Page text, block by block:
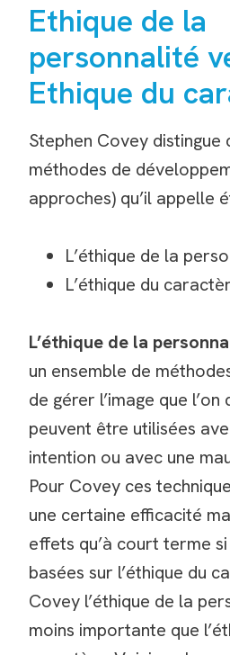
Ethique de la
personnalité
Ethique du
Stephen Covey distingue
méthodes de
approches) qu’il appelle
L’éthique de la
L’éthique du
L’éthique de la
un ensemble de
de gérer l’image que
peuvent être utilisées
intention ou avec une
Pour Covey ces
une certaine efficacité
effets qu’à court terme
basées sur l’éthique du
Covey l’éthique de la
moins importante que